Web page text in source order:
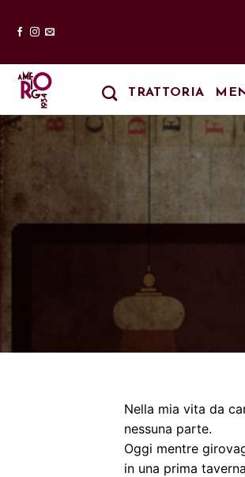
TRATTORIA
Nella mia vita da
nessuna parte.
Oggi mentre
in una prima